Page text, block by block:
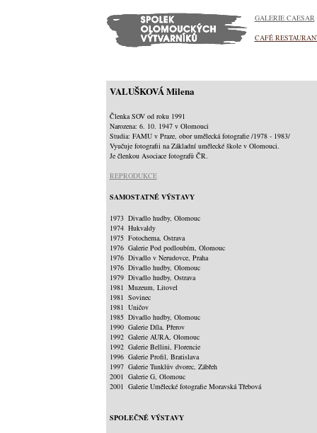
GALERIE CAESAR
CAFÉ
VALUŠKOVÁ Milena
Členka SOV od roku 1991
Narozena: 6. 10. 1947 v Olomouci
Studia: FAMU v Praze, obor umělecká fotografie /1978 - 1983/
Vyučuje fotografii na Základní umělecké škole v Olomouci.
Je členkou Asociace fotografů ČR.
REPRODUKCE
SAMOSTATNÉ VÝSTAVY
1973 Divadlo hudby, Olomouc
1974 Hukvaldy
1975 Fotochema, Ostrava
1976 Galerie Pod podloubím, Olomouc
1976 Divadlo v Nerudovce, Praha
1976 Divadlo hudby, Olomouc
1979 Divadlo hudby, Ostrava
1981 Muzeum, Litovel
1981 Sovinec
1981 Uničov
1985 Divadlo hudby, Olomouc
1990 Galerie Díla, Přerov
1992 Galerie AURA, Olomouc
1992 Galerie Bellini, Florencie
1996 Galerie Profil, Bratislava
1997 Galerie Tunklův dvorec, Zábřeh
2001 Galerie G, Olomouc
2001 Galerie Umělecké fotografie Moravská Třebová
SPOLEČNÉ VÝSTAVY